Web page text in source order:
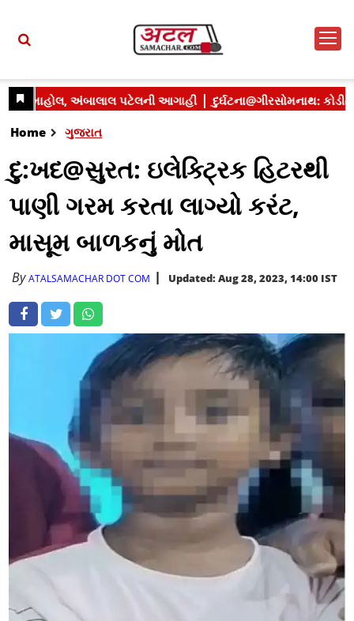
Home ગુજરાત
દુ:ખદ@સુરત: ઇલેક્ટ્રિક હિટરથી
પાણી ગરમ કરતા લાગ્યો કરંટ,
માસૂમ બાળકનું મોત
ByATALSAMACHAR DOT COM Updated: Aug 28, 2023, 14:00 IST